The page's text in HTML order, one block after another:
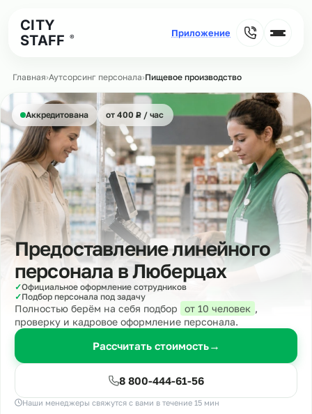
CITY
STAFF
®
Главная›Аутсорсинг персонала›Пищевое производство
Аккредитована от 400 ₽
Р/ час
Предоставление линейного
персонала вЛюберцах
✓Официальное оформление сотрудников
✓Подбор персонала под задачу
Полностью берём на себя подбор от 10 человек ,
проверку и кадровое оформление персонала.
Рассчитать стоимость→
8 800-444-61-56
Наши менеджеры свяжутся с вами в течение 15 мин